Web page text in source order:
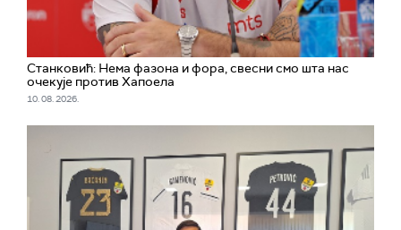
Станковић: Нема фазона и фора, свесни смо шта нас
очекује против Хапоела
10. 08. 2026.